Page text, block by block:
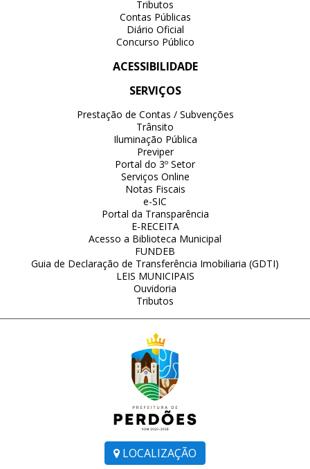
LOCALIZAÇÃO
Tributos
Contas Públicas
Diário Oficial
Concurso Público
ACESSIBILIDADE
SERVIÇOS
Prestação de Contas / Subvenções
Trânsito
Iluminação Pública
Previper
Portal do 3º Setor
Serviços Online
Notas Fiscais
e-SIC
Portal da Transparência
E-RECEITA
Acesso a Biblioteca Municipal
FUNDEB
Guia de Declaração de Transferência Imobiliaria (GDTI)
LEIS MUNICIPAIS
Ouvidoria
Tributos